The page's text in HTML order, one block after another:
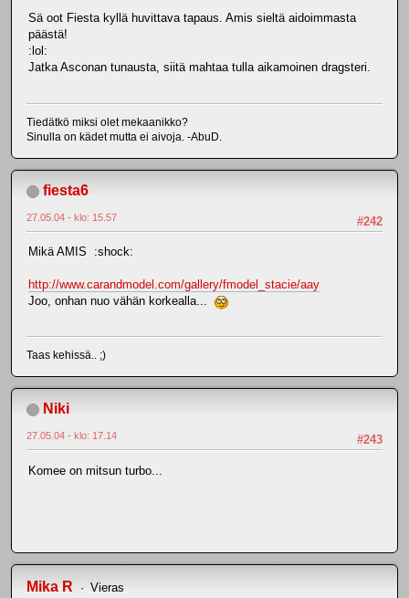
Sä oot Fiesta kyllä huvittava tapaus. Amis sieltä aidoimmasta
päästä!
:lol:
Jatka Asconan tunausta, siitä mahtaa tulla aikamoinen dragsteri.
Tiedätkö miksi olet mekaanikko?
Sinulla on kädet mutta ei aivoja. -AbuD.
fiesta6
#242
27.05.04 - klo: 15.57
Mikä AMIS :shock:
http://www.carandmodel.com/gallery/fmodel_stacie/aay
Joo, onhan nuo vähän korkealla...
Taas kehissä.. ;)
Niki
#243
27.05.04 - klo: 17.14
Komee on mitsun turbo...
Mika R Vieras